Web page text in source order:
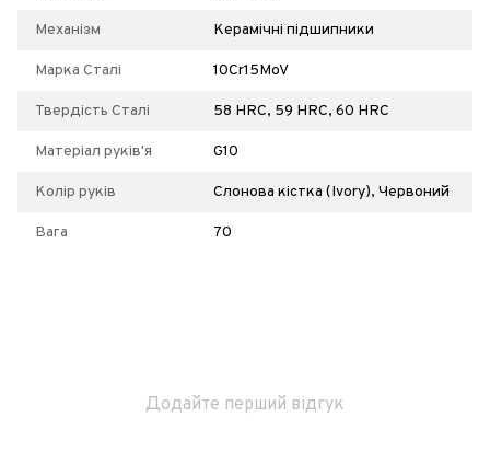
Механізм Керамічні підшипники
Марка Сталі 10Cr15MoV
Твердість Сталі 58 HRC, 59 HRC, 60 HRC
Матеріал руків'я G10
Колір руків Слонова кістка (Ivory), Червоний
Вага 70
Додайте перший відгук